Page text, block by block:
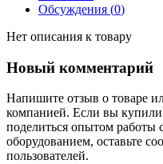
Обсуждения (0)
Нет описания к товару
Новый комментарий
Напишите отзыв о товаре
компанией. Если вы купили
поделиться опытом работы
оборудованием, оставьте
пользователей.